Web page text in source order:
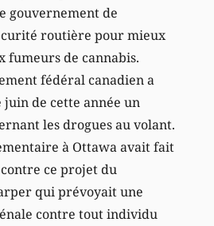
gouvernement de
routière pour mieux
fumeurs de cannabis.
fédéral canadien a
juin de cette année un
les drogues au volant.
à Ottawa avait fait
ce projet du
qui prévoyait une
contre tout individu